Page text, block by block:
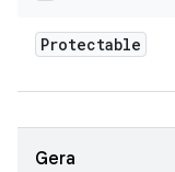
Protectable
Gera